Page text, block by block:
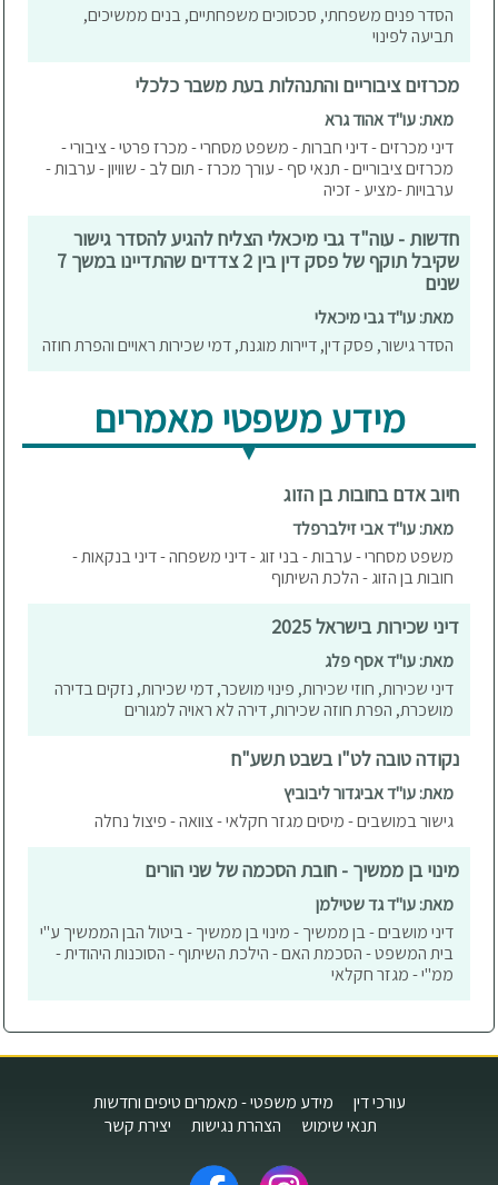
הסדר פנים משפחתי, סכסוכים משפחתיים, בנים ממשיכים,
תביעה לפינוי
מכרזים ציבוריים והתנהלות בעת משבר כלכלי
מאת: עו"ד אהוד גרא
דיני מכרזים - דיני חברות - משפט מסחרי - מכרז פרטי - ציבורי -
מכרזים ציבוריים - תנאי סף - עורך מכרז - תום לב - שוויון - ערבות -
ערבויות -מציע - זכיה
חדשות - עוה"ד גבי מיכאלי הצליח להגיע להסדר גישור
שקיבל תוקף של פסק דין בין 2 צדדים שהתדיינו במשך 7
שנים
מאת: עו"ד גבי מיכאלי
הסדר גישור, פסק דין, דיירות מוגנת, דמי שכירות ראויים והפרת חוזה
מידע משפטי מאמרים
חיוב אדם בחובות בן הזוג
מאת: עו"ד אבי זילברפלד
משפט מסחרי - ערבות - בני זוג - דיני משפחה - דיני בנקאות -
חובות בן הזוג - הלכת השיתוף
דיני שכירות בישראל 2025
מאת: עו"ד אסף פלג
דיני שכירות, חוזי שכירות, פינוי מושכר, דמי שכירות, נזקים בדירה
מושכרת, הפרת חוזה שכירות, דירה לא ראויה למגורים
נקודה טובה לט"ו בשבט תשע"ח
מאת: עו"ד אביגדור ליבוביץ
גישור במושבים - מיסים מגזר חקלאי - צוואה - פיצול נחלה
מינוי בן ממשיך - חובת הסכמה של שני הורים
מאת: עו"ד גד שטילמן
דיני מושבים - בן ממשיך - מינוי בן ממשיך - ביטול הבן הממשיך ע"י
בית המשפט - הסכמת האם - הילכת השיתוף - הסוכנות היהודית -
ממ"י - מגזר חקלאי
עורכי דין
מידע משפטי - מאמרים טיפים וחדשות
תנאי שימוש
הצהרת נגישות יצירת קשר